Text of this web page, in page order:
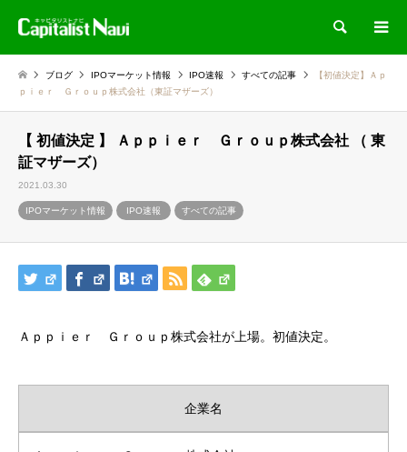
検索
ブログ IPOマーケット情報 IPO速報 すべての記事
【初値決定】Ａｐ
ｐｉｅｒ Ｇｒｏｕｐ株式会社（東証マザーズ）
【 初値決定 】 Ａｐｐｉｅｒ Ｇｒｏｕｐ株式会社 （ 東
証マザーズ）
2021.03.30
IPOマーケット情報 IPO速報 すべての記事
Ａｐｐｉｅｒ Ｇｒｏｕｐ株式会社が上場。初値決定。
企業名